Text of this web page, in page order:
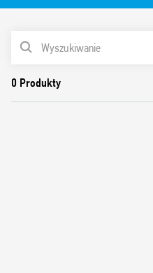
Pozytywna logika
LISTA PRODUKTÓW
ZEZWOLENIA